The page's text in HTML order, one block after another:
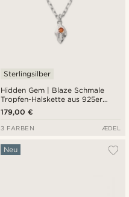
Hidden Gem | Blaze Schmale
Tropfen-Halskette aus 925er
Sterlingsilber
Sterlingsilber
179,00 €
3 FARBEN ÆDEL
Neu